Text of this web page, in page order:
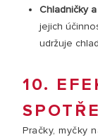
Chladničky
jejich
udržuje
10.
Pračky, myčky